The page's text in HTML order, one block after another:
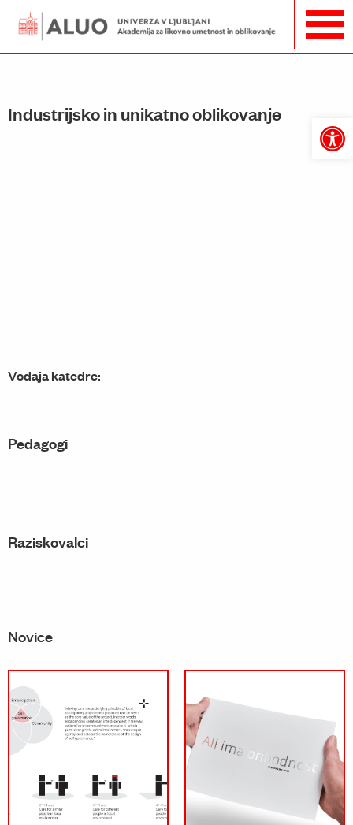
Open
toolbar
Industrijsko in unikatno oblikovanje
Vodaja katedre:
Pedagogi
Raziskovalci
Novice